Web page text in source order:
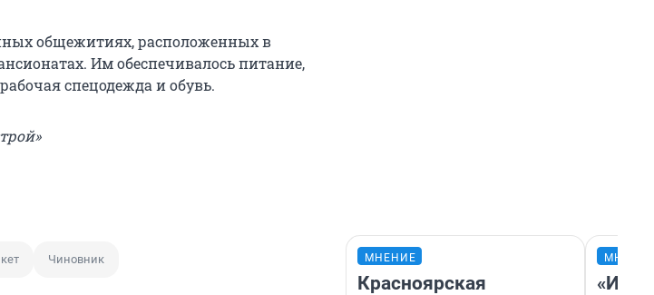
общежитиях, расположенных в
Им обеспечивалось питание,
спецодежда и обувь.
Чиновник МНЕНИЕ
Красноярская